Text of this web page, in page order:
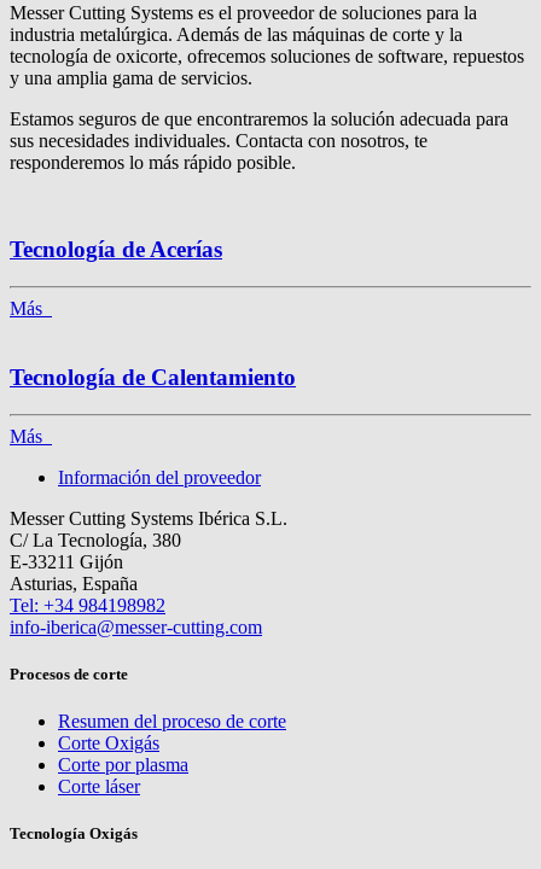
Messer Cutting Systems es el proveedor de soluciones para la
industria metalúrgica. Además de las máquinas de corte y la
tecnología de oxicorte, ofrecemos soluciones de software, repuestos
y una amplia gama de servicios.
Estamos seguros de que encontraremos la solución adecuada para
sus necesidades individuales. Contacta con nosotros, te
responderemos lo más rápido posible.
Tecnología de Acerías
Más
Tecnología de Calentamiento
Más
Información del proveedor
Messer Cutting Systems Ibérica S.L.
C/ La Tecnología, 380
E-33211 Gijón
Asturias, España
Tel: +34 984198982
info-iberica@messer-cutting.com
Procesos de corte
Resumen del proceso de corte
Corte Oxigás
Corte por plasma
Corte láser
Tecnología Oxigás